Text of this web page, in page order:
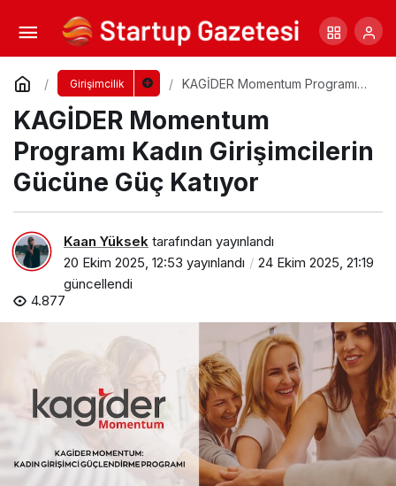
Girişimcilik
KAGİDER Momentum Programı
Katıyor
KAGİDER Momentum
Programı Kadın Girişimcilerin
Gücüne Güç Katıyor
Kaan Yüksek tarafından yayınlandı
20 Ekim 2025, 12:53 yayınlandı
24 Ekim 2025, 21:19
güncellendi
4.877
Eureka’25 İstanbul Üniversitesi Avcılar
Kampüsü İşletme Fakültesinde
Yorum Yap Paylaş